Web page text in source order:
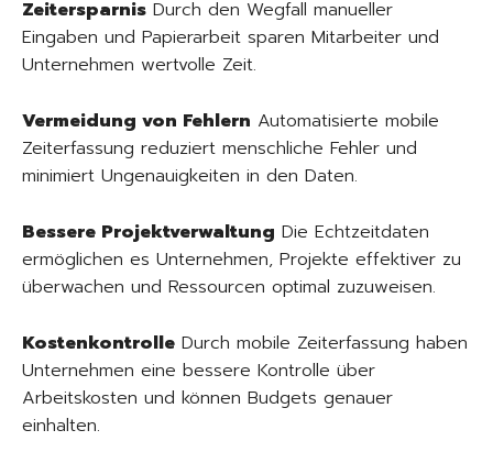
Zeitersparnis Durch den Wegfall manueller
Eingaben und Papierarbeit sparen Mitarbeiter und
Unternehmen wertvolle Zeit.
Vermeidung von Fehlern Automatisierte mobile
Zeiterfassung reduziert menschliche Fehler und
minimiert Ungenauigkeiten in den Daten.
Bessere Projektverwaltung Die Echtzeitdaten
ermöglichen es Unternehmen, Projekte effektiver zu
überwachen und Ressourcen optimal zuzuweisen.
Kostenkontrolle Durch mobile Zeiterfassung haben
Unternehmen eine bessere Kontrolle über
Arbeitskosten und können Budgets genauer
einhalten.